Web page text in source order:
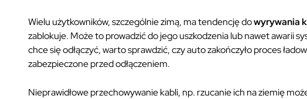
Wielu użytkowników, szczególnie zimą, ma tendencję dowyrywania
zablokuje. Może to prowadzić do jego uszkodzenia lub nawet awarii
chce się odłączyć, warto sprawdzić, czy auto zakończyło proces
zabezpieczone przed odłączeniem.
Nieprawidłowe przechowywanie kabli, np. rzucanie ich na ziemię